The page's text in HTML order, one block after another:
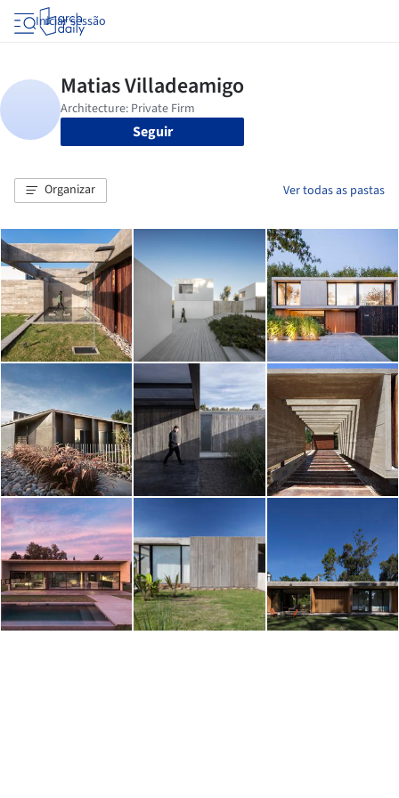
Iniciar sessão
Seguir
Organizar Ver todas as pastas